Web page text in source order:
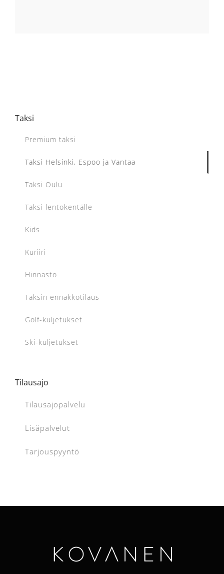
Taksi
Premium taksi
Taksi Helsinki, Espoo ja Vantaa
Taksi Oulu
Taksi lentokentälle
Kids
Kuriiri
Hinnasto
Taksin ennakkotilaus
Golf-kuljetukset
Ski-kuljetukset
Tilausajo
Tilausajopalvelu
Lisäpalvelut
Tarjouspyyntö